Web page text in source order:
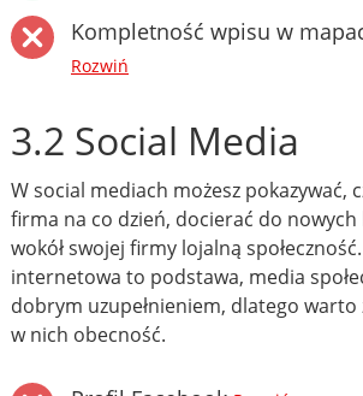
Kompletność wpisu w
Rozwiń
3.2 Social Media
W social mediach możesz pokazywać,
firma na co dzień, docierać do
wokół swojej firmy lojalną
internetowa to podstawa, media
dobrym uzupełnieniem, dlatego warto
w nich obecność.